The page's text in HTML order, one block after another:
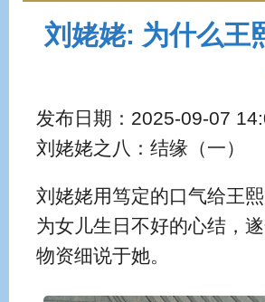
熙凤只给了她八两银
刘姥姥: 为什么王
发布日期：2025-09-07
刘姥姥之八：结缘（一）
刘姥姥用笃定的口气给王
为女儿生日不好的心结，
物资细说于她。